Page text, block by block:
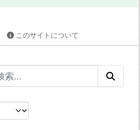
このサイトについて